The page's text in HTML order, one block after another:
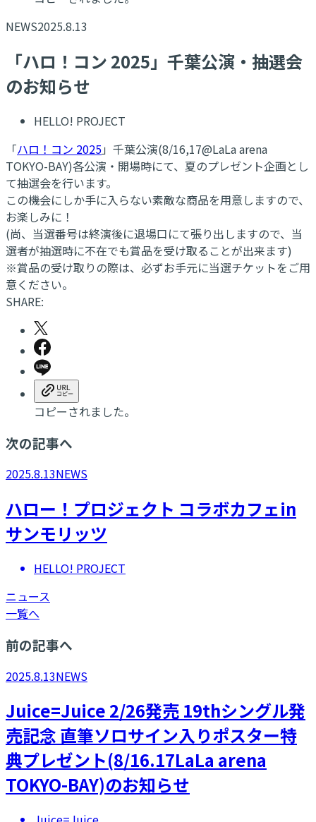
NEWS2025.8.13
「ハロ！コン 2025」千葉公演・抽選会
のお知らせ
HELLO! PROJECT
「ハロ！コン 2025」千葉公演(8/16,17@LaLa arena
TOKYO-BAY)各公演・開場時にて、夏のプレゼント企画とし
て抽選会を行います。
この機会にしか手に入らない素敵な商品を用意しますので、
お楽しみに！
(尚、当選番号は終演後に退場口にて張り出しますので、当
選者が抽選時に不在でも賞品を受け取ることが出来ます)
※賞品の受け取りの際は、必ずお手元に当選チケットをご用
意ください。
SHARE:
コピーされました。
次の記事へ
2025.8.13NEWS
ハロー！プロジェクト コラボカフェin
サンモリッツ
HELLO! PROJECT
ニュース
一覧へ
前の記事へ
2025.8.13NEWS
Juice=Juice 2/26発売 19thシングル発
売記念 直筆ソロサイン入りポスター特
典プレゼント(8/16.17LaLa arena
TOKYO-BAY)のお知らせ